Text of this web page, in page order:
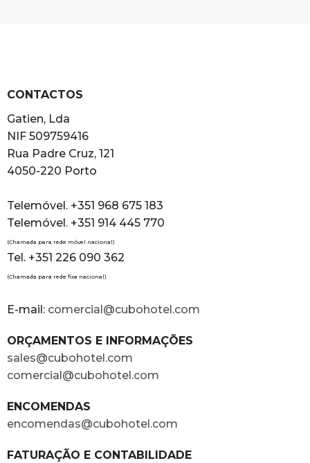
CONTACTOS
Gatien, Lda
NIF 509759416
Rua Padre Cruz, 121
4050-220 Porto
Telemóvel. +351 968 675 183
Telemóvel. +351 914 445 770
(Chamada para rede móvel nacional)
Tel. +351 226 090 362
(Chamada para rede fixa nacional)
E-mail: comercial@cubohotel.com
ORÇAMENTOS E INFORMAÇÕES
sales@cubohotel.com
comercial@cubohotel.com
ENCOMENDAS
encomendas@cubohotel.com
FATURAÇÃO E CONTABILIDADE